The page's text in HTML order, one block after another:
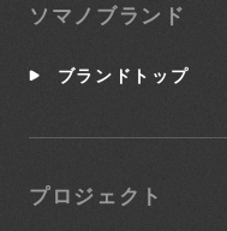
ソマノブランド
ブランドトップ
プロジェクト